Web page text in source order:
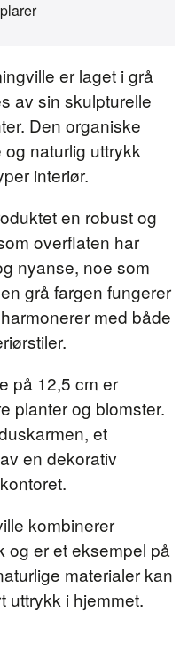
er laget i grå
av sin skulpturelle
Den organiske
naturlig uttrykk
interiør.
en robust og
overflaten har
nyanse, noe som
grå fargen fungerer
med både
på 12,5 cm er
planter og blomster.
et
en dekorativ
kombinerer
og er et eksempel på
materialer kan
uttrykk i hjemmet.